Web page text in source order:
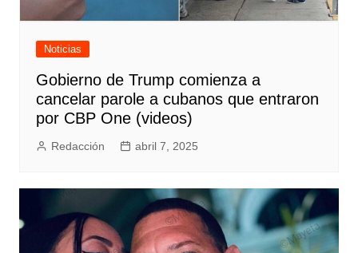
Noticias
Gobierno de Trump comienza a
cancelar parole a cubanos que entraron
por CBP One (videos)
Redacción abril 7, 2025